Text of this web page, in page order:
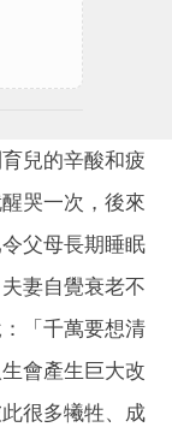
兒的辛酸和疲
哭一次，後來
父母長期睡眠
妻自覺衰老不
「千萬要想清
會產生巨大改
很多犧牲、成